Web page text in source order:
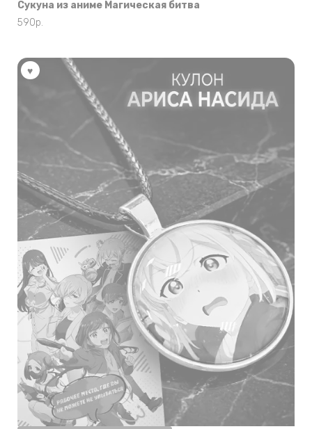
Сукуна из аниме Магическая битва
590р.